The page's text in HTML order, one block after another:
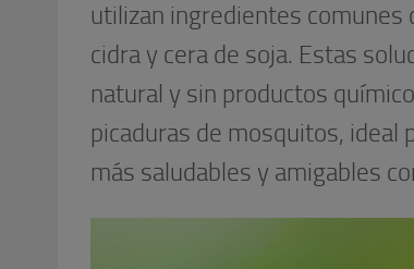
utilizan ingredientes comunes
cidra y cera de soja. Estas
natural y sin productos
picaduras de mosquitos, ideal
más saludables y amigables